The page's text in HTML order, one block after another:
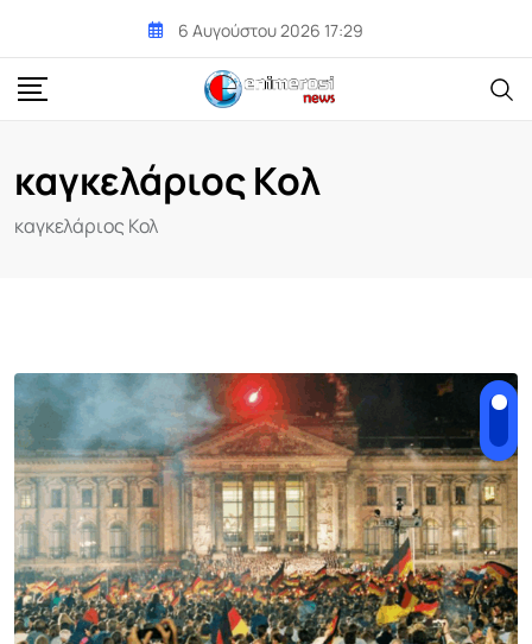
content
6 Αυγούστου 2026 17:29
καγκελάριος Κολ
καγκελάριος Κολ